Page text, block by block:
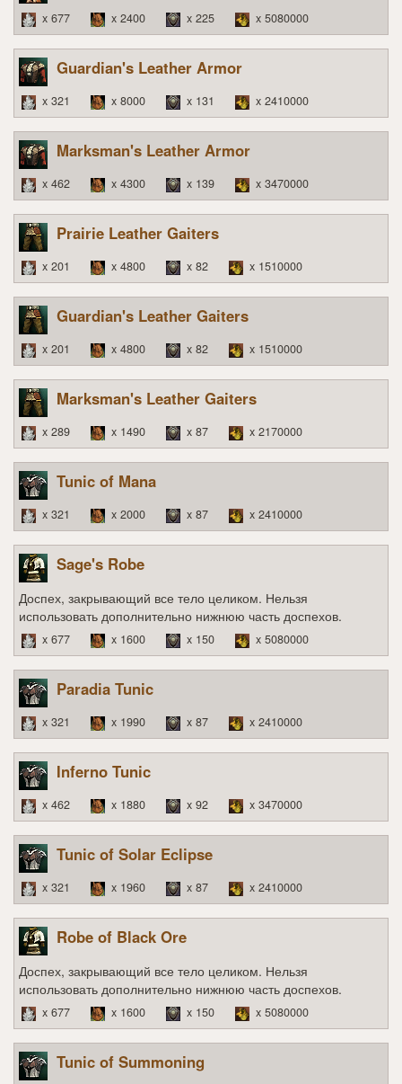
x 677 x 2400 x 225 x 5080000
Guardian's Leather Armor
x 321 x 8000 x 131 x 2410000
Marksman's Leather Armor
x 462 x 4300 x 139 x 3470000
Prairie Leather Gaiters
x 201 x 4800 x 82 x 1510000
Guardian's Leather Gaiters
x 201 x 4800 x 82 x 1510000
Marksman's Leather Gaiters
x 289 x 1490 x 87 x 2170000
Tunic of Mana
x 321 x 2000 x 87 x 2410000
Sage's Robe
Доспех, закрывающий все тело целиком. Нельзя
использовать дополнительно нижнюю часть доспехов.
x 677 x 1600 x 150 x 5080000
Paradia Tunic
x 321 x 1990 x 87 x 2410000
Inferno Tunic
x 462 x 1880 x 92 x 3470000
Tunic of Solar Eclipse
x 321 x 1960 x 87 x 2410000
Robe of Black Ore
Доспех, закрывающий все тело целиком. Нельзя
использовать дополнительно нижнюю часть доспехов.
x 677 x 1600 x 150 x 5080000
Tunic of Summoning